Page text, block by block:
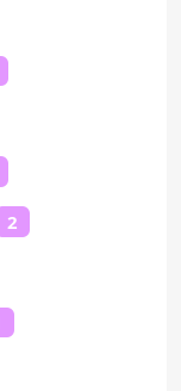
2